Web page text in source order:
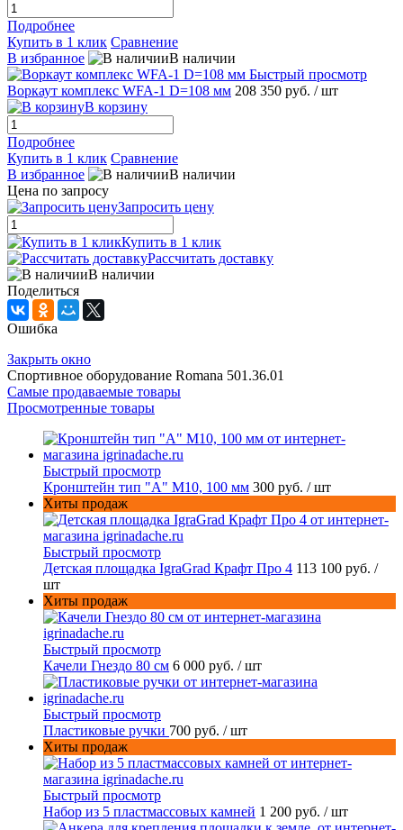
Подробнее
Купить в 1 клик Сравнение
В избранное
В наличии
Быстрый просмотр
Воркаут комплекс WFA-1 D=108 мм 208 350 руб. / шт
В корзину
Подробнее
Купить в 1 клик Сравнение
В избранное
В наличии
Цена по запросу
Запросить цену
Купить в 1 клик
Рассчитать доставку
В наличии
Поделиться
Ошибка
Закрыть окно
Спортивное оборудование Romana 501.36.01
Самые продаваемые товары
Просмотренные товары
Быстрый просмотр
Кронштейн тип "A" M10, 100 мм 300 руб. / шт
Хиты продаж
Быстрый просмотр
Детская площадка IgraGrad Крафт Про 4 113 100 руб. /
шт
Хиты продаж
Быстрый просмотр
Качели Гнездо 80 см 6 000 руб. / шт
Быстрый просмотр
Пластиковые ручки 700 руб. / шт
Хиты продаж
Быстрый просмотр
Набор из 5 пластмассовых камней 1 200 руб. / шт